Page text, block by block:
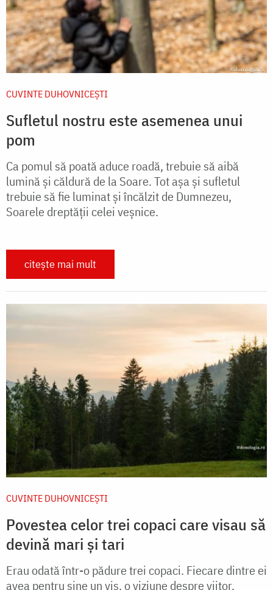
CUVINTE DUHOVNICEȘTI
Sufletul nostru este asemenea unui
pom
Ca pomul să poată aduce roadă, trebuie să aibă
lumină și căldură de la Soare. Tot așa și sufletul
trebuie să fie luminat și încălzit de Dumnezeu,
Soarele dreptății celei veșnice.
citește mai mult
CUVINTE DUHOVNICEȘTI
Povestea celor trei copaci care visau să
devină mari și tari
Erau odată într-o pădure trei copaci. Fiecare dintre ei
avea pentru sine un vis, o viziune despre viitor.